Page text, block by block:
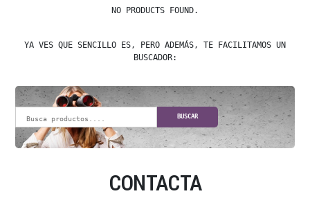
NO PRODUCTS FOUND.
YA VES QUE SENCILLO ES, PERO ADEMÁS, TE FACILITAMOS UN
BUSCADOR:
BUSCAR
CONTACTA